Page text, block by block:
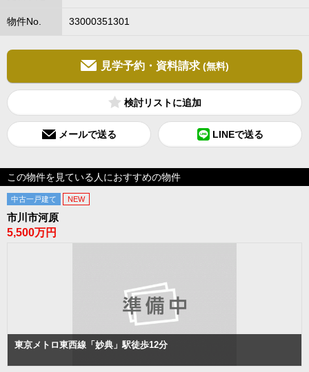
物件No. 33000351301
見学予約・資料請求 (無料)
検討リスト
メールで送る LINEで送る
この物件を見ている人におすすめの物件
中古一戸建て NEW
市川市河原
5,500万円
東京メトロ東西線「妙典」駅徒歩12分